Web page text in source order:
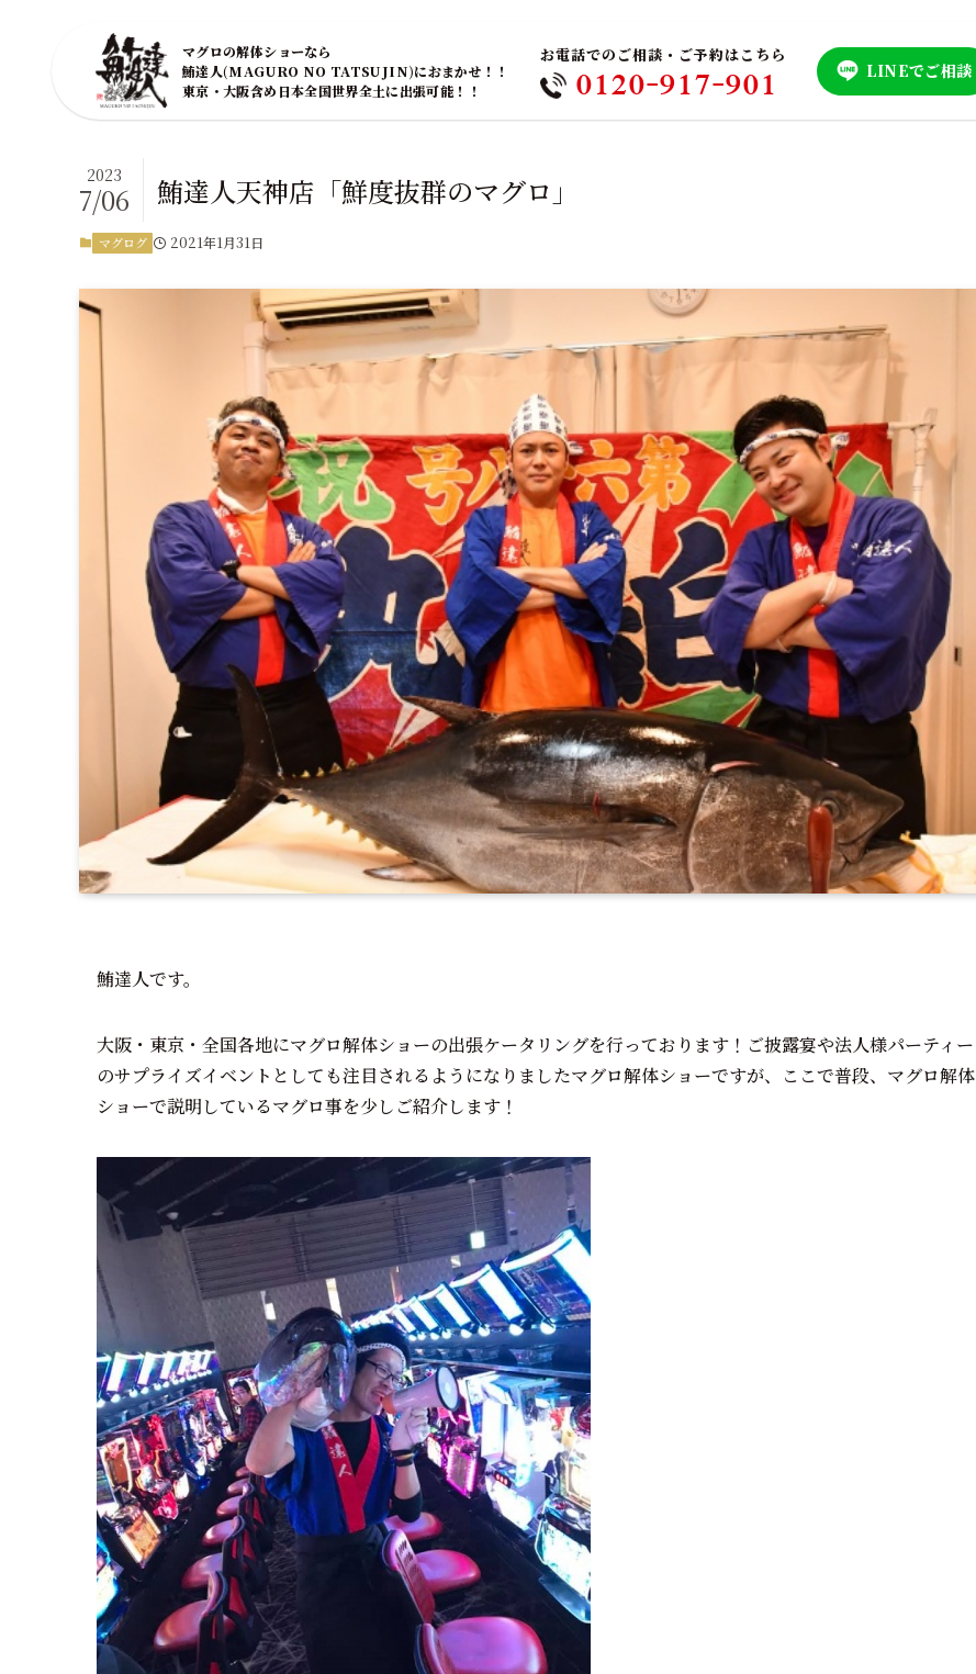
マグロの解体ショーなら
鮪達人(MAGURO NO TATSUJIN)におまかせ！！
東京・大阪含め日本全国世界全土に出張可能！！
お電話でのご相談・ご予約はこちら
0120-917-901 LINEでご相談
鮪達人天神店「鮮度抜群のマグロ」
2023
7/06
マグログ 2021年1月31日
鮪達人です。
大阪・東京・全国各地にマグロ解体ショーの出張ケータリングを行っております！ご披露宴や法人様パーティー
のサプライズイベントとしても注目されるようになりましたマグロ解体ショーですが、ここで普段、マグロ解体
ショーで説明しているマグロ事を少しご紹介します！